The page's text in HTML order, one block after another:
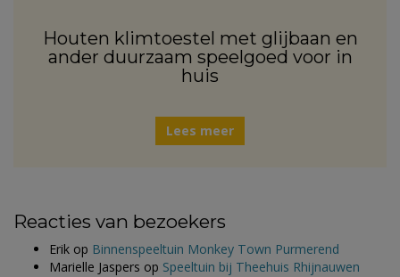
Houten klimtoestel met glijbaan en
ander duurzaam speelgoed voor in
huis
Lees meer
Reacties van bezoekers
Erik op Binnenspeeltuin Monkey Town Purmerend
Marielle Jaspers op Speeltuin bij Theehuis Rhijnauwen